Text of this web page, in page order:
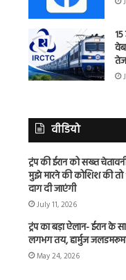
वीडियो
ट्रंप की ईरान को सख्त
मुझे मारने की कोशिश की तो
दाग दी जाएंगी
July 11, 2026
ट्रंप का बड़ा ऐलान- ईरान के
लगभग तय, हार्मुज
May 24, 2026